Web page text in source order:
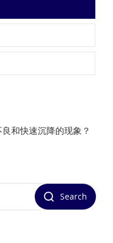
和快速沉降的现象？
Search